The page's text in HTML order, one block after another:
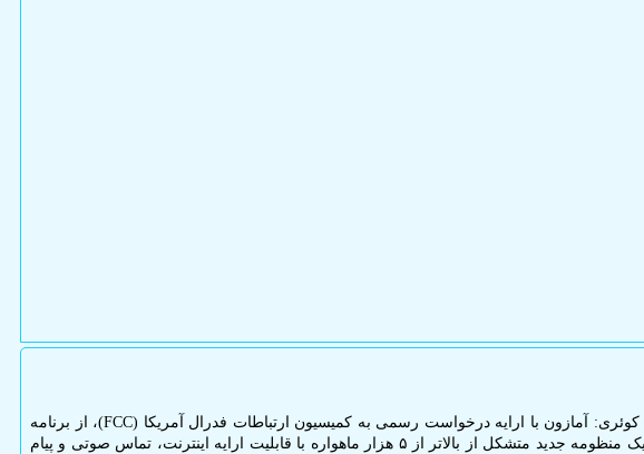
پی اچ پی و جی کوئری: آمازون با ارایه درخواست رسمی به کمیسیون ارتباطات فدرال آمریکا (FCC)، از برنامه
خود برای ایجاد یک منظومه جدید متشکل از بالاتر از ۵ هزار ماهواره با قابلیت ارایه اینترنت، تماس صوتی و پیام